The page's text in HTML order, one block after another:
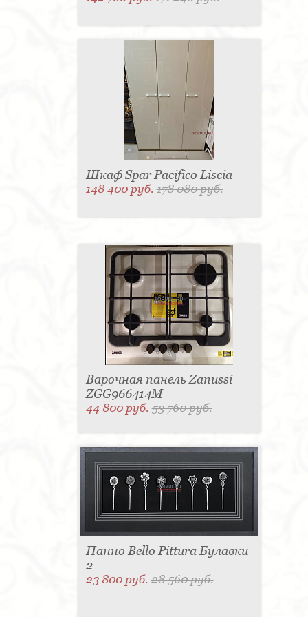
Шкаф Spar Pacifico Liscia
148 400 руб.178 080 руб.
Варочная панель Zanussi
ZGG966414M
44 800 руб.53 760 руб.
Панно Bello Pittura Булавки
2
23 800 руб.28 560 руб.